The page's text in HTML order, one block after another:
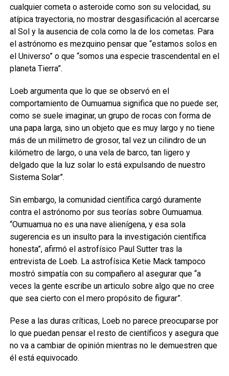
cualquier cometa o asteroide como son su velocidad, su
atípica trayectoria, no mostrar desgasificación al acercarse
al Sol y la ausencia de cola como la de los cometas. Para
el astrónomo es mezquino pensar que “estamos solos en
el Universo” o que “somos una especie trascendental en el
planeta Tierra”.
Loeb argumenta que lo que se observó en el
comportamiento de Oumuamua significa que no puede ser,
como se suele imaginar, un grupo de rocas con forma de
una papa larga, sino un objeto que es muy largo y no tiene
más de un milímetro de grosor, tal vez un cilindro de un
kilómetro de largo, o una vela de barco, tan ligero y
delgado que la luz solar lo está expulsando de nuestro
Sistema Solar”.
Sin embargo, la comunidad científica cargó duramente
contra el astrónomo por sus teorías sobre Oumuamua.
“Oumuamua no es una nave alienígena, y esa sola
sugerencia es un insulto para la investigación científica
honesta”, afirmó el astrofísico Paul Sutter tras la
entrevista de Loeb. La astrofísica Ketie Mack tampoco
mostró simpatía con su compañero al asegurar que “a
veces la gente escribe un articulo sobre algo que no cree
que sea cierto con el mero propósito de figurar”.
Pese a las duras críticas, Loeb no parece preocuparse por
lo que puedan pensar el resto de científicos y asegura que
no va a cambiar de opinión mientras no le demuestren que
él está equivocado.